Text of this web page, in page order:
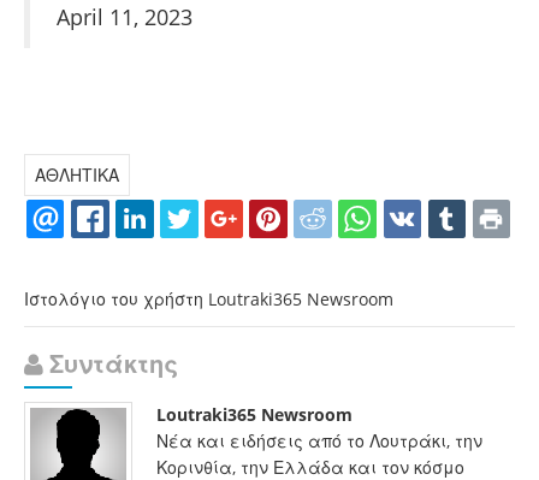
April 11, 2023
ΑΘΛΗΤΙΚΑ
Ιστολόγιο του χρήστη Loutraki365 Newsroom
Συντάκτης
Loutraki365 Newsroom
Νέα και ειδήσεις από το Λουτράκι, την
Κορινθία, την Ελλάδα και τον κόσμο